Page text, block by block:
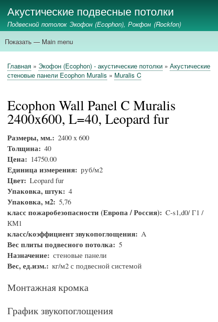
к
основному
Акустические подвесные потолки
Подвесной потолок Экофон (Ecophon), Рокфон (Rockfon)
Main
Показать — Main menu
главная
ecophon
rockfon
стеновые панели
акустические экраны
применение
Строка
Главная Экофон (Ecophon) - акустические потолки
Акустические
стеновые панели Ecophon Muralis
Muralis C
Ecophon Wall Panel C Muralis
2400x600, L=40, Leopard fur
Размеры, мм. 2400 x 600
Толщина 40
Цена 14750.00
Единица измерения руб/м2
Цвет Leopard fur
Упаковка, штук 4
Упаковка, м2 5,76
класс пожаробезопасности (Европа / Россия)
C-s1,d0/ Г1 /
КМ1
класс/коэффициент звукопоглощения A
Вес плиты подвесного потолка 5
Назначение стеновые панели
Вес, ед.изм. кг/м2 с подвесной системой
Монтажная кромка
График звукопоглощения